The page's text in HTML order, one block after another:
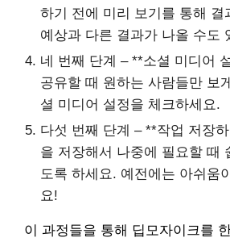
하기 전에 미리 보기를 통해 결
예상과 다른 결과가 나올 수도
네 번째 단계 – **소셜 미디어
공유할 때 원하는 사람들만 보
셜 미디어 설정을 체크하세요.
다섯 번째 단계 – **작업 저장
을 저장해서 나중에 필요할 때
도록 하세요. 예전에는 아쉬움
요!
이 과정들을 통해 딥모자이크를